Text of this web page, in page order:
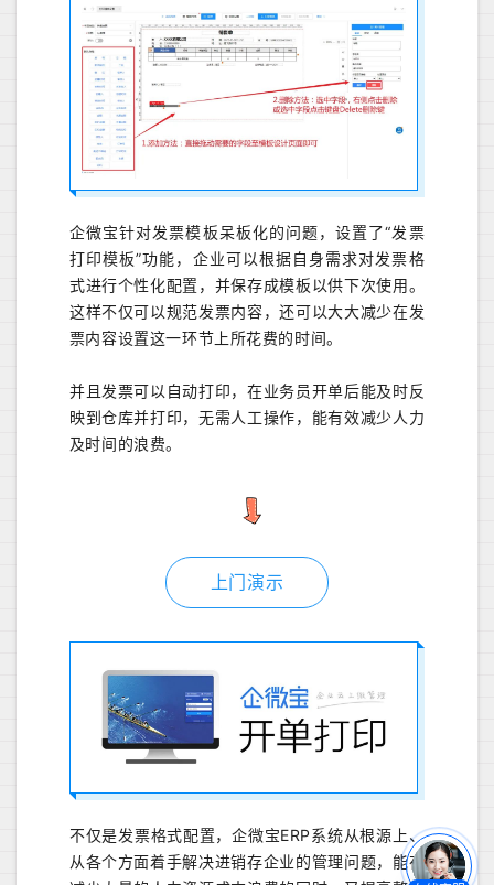
企微宝针对发票模板呆板化的问题，设置了“发票
打印模板”功能，企业可以根据自身需求对发票格
式进行个性化配置，并保存成模板以供下次使用。
这样不仅可以规范发票内容，还可以大大减少在发
票内容设置这一环节上所花费的时间。
并且发票可以自动打印，在业务员开单后能及时反
映到仓库并打印，无需人工操作，能有效减少人力
及时间的浪费。
上门演示
不仅是发票格式配置，企微宝ERP系统从根源上、
从各个方面着手解决进销存企业的管理问题，能在